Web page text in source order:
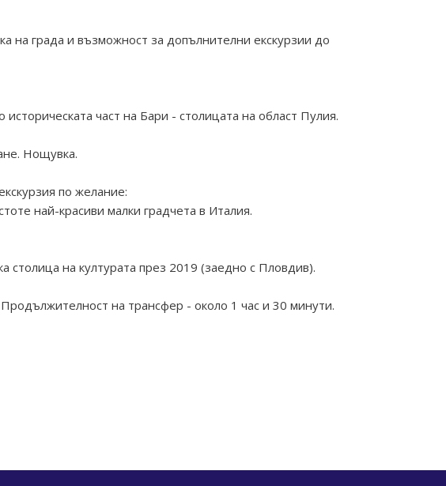
на града и възможност за допълнителни екскурзии до
част на Бари - столицата на област Пулия.
Нощувка.
по желание:
най-красиви малки градчета в Италия.
на културата през 2019 (заедно с Пловдив).
на трансфер - около 1 час и 30 минути.